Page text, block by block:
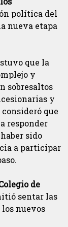
política del
nueva etapa
que la
y
sobresaltos
y
que
responder
sido
a participar
de
sentar las
nuevos